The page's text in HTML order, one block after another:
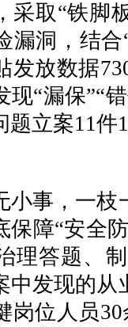
采取“铁脚
漏洞，结
发放数据
现“漏保”“
题立案11件
事，一枝
保障“安全
理答题、
中发现的
岗位人员